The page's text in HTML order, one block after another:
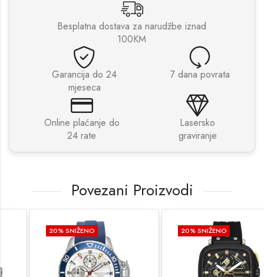
Besplatna dostava za narudžbe iznad
100KM
Garancija do 24
mjeseca
7 dana povrata
Online plaćanje do
24 rate
Lasersko
graviranje
Povezani Proizvodi
% SNIŽENO % SNIŽENO